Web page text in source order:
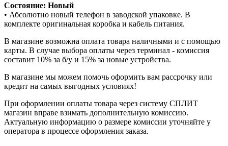
Состояние: Новый
• Абсолютно новый телефон в заводской упаковке. В
комплекте оригинальная коробка и кабель питания.
В магазине возможна оплата товара наличными и с помощью
карты. В случае выбора оплаты через терминал - комиссия
составит 10% за б/у и 15% за новые устройства.
В магазине мы можем помочь оформить вам рассрочку или
кредит на самых выгодных условиях!
При оформлении оплаты товара через систему СПЛИТ
магазин вправе взимать дополнительную комиссию.
Актуальную информацию о размере комиссии уточняйте у
оператора в процессе оформления заказа.